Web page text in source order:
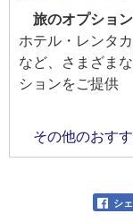
旅のオプショ
ホテル・レンタ
など、さまざま
ションをご提供
その他のおす
シ